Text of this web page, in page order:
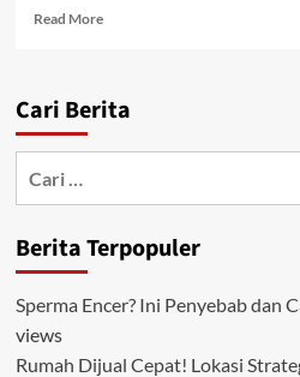
Read MoreRead
Prajurit
Divaksin
Rumkit
04.06.01
Cari Berita
Berita Terpopuler
Sperma Encer? Ini Penyebab dan
views
Rumah Dijual Cepat! Lokasi